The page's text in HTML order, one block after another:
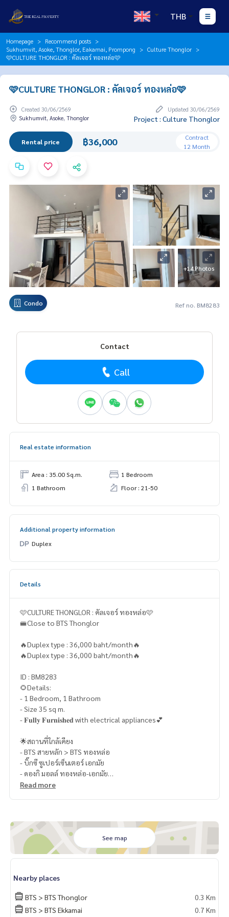
THB
Homepage
Recommend posts
Sukhumvit, Asoke, Thonglor, Eakamai, Prompong
Culture Thonglor
🩷CULTURE THONGLOR : คัลเจอร์ ทองหล่อ🩷
🩷CULTURE THONGLOR : คัลเจอร์ ทองหล่อ🩷
Created 30/06/2569
Updated 30/06/2569
Sukhumvit, Asoke, Thonglor
Project : Culture Thonglor
Rental price ฿36,000
Contract
12 Month
+14 Photos
Condo Ref no. BM8283
Contact
Call
Real estate information
Area : 35.00 Sq.m.
1 Bedroom
1 Bathroom
Floor : 21-50
Additional property information
Duplex
Details
🩷CULTURE THONGLOR : คัลเจอร์ ทองหล่อ🩷
🚝Close to BTS Thonglor
🔥Duplex type : 36,000 baht/month🔥
🔥Duplex type : 36,000 baht/month🔥
ID : BM8283
🌻Details:
- 1 Bedroom, 1 Bathroom
- Size 35 sq m.
- 𝐅𝐮𝐥𝐥𝐲 𝐅𝐮𝐫𝐧𝐢𝐬𝐡𝐞𝐝 with electrical appliances💕
🌟สถานที่ใกล้เคียง
- BTS สายหลัก > BTS ทองหล่อ
- บิ๊กซี ซูเปอร์เซ็นเตอร์ เอกมัย
- ดองกิ มอลล์ ทองหล่อ-เอกมัย
- เทสโก้ โลตัส เอ็กซ์ตร้า พระราม 4
Wechat : TheRealP
WhatsApp :
+66 82 269 6289
Tel
092-628-9945 Baimint
Call082-269-6289Mo for EN/TH
Read more
See map
Nearby places
BTS > BTS Thonglor
0.3 Km
BTS > BTS Ekkamai
0.7 Km